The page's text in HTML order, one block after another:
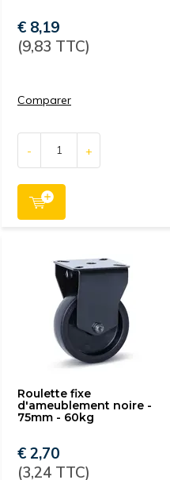
€ 8,19
(9,83 TTC)
Comparer
- +
Roulette fixe
d'ameublement noire -
75mm - 60kg
€ 2,70
(3,24 TTC)